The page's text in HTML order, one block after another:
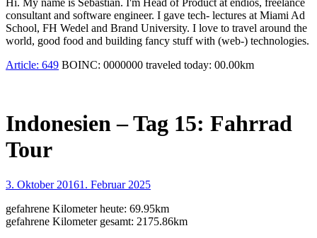
consultant and software engineer. I gave tech- lectures at Miami Ad
School, FH Wedel and Brand University. I love to travel around the
world, good food and building fancy stuff with (web-) technologies.
Article: 649 BOINC: 0000000 traveled today: 00.00km
Indonesien – Tag 15: Fahrrad
Tour
3. Oktober 20161. Februar 2025
gefahrene Kilometer heute: 69.95km
gefahrene Kilometer gesamt: 2175.86km